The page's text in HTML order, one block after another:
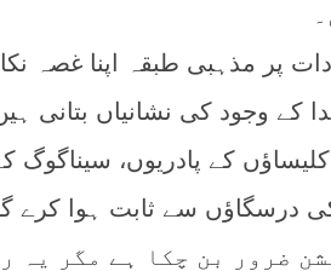
پر مذہبی طبقہ اپنا غصہ
وجود کی نشانیاں بتانی ہیں
کے پادریوں، سیناگوگ
درسگاؤں سے ثابت ہوا کرے
ضرور بن چکا ہے مگر یہ